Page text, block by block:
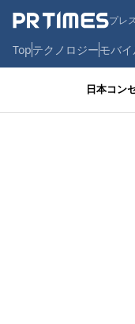
プレ
Topテクノロジーモバ
日本コン